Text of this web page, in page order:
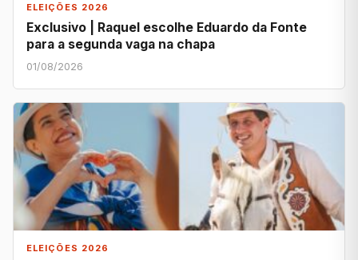
ELEIÇÕES 2026
Exclusivo | Raquel escolhe Eduardo da Fonte
para a segunda vaga na chapa
01/08/2026
ELEIÇÕES 2026